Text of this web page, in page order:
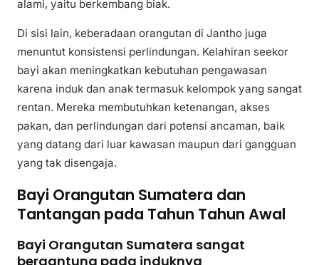
alami, yaitu berkembang biak.
Di sisi lain, keberadaan orangutan di Jantho juga
menuntut konsistensi perlindungan. Kelahiran seekor
bayi akan meningkatkan kebutuhan pengawasan
karena induk dan anak termasuk kelompok yang sangat
rentan. Mereka membutuhkan ketenangan, akses
pakan, dan perlindungan dari potensi ancaman, baik
yang datang dari luar kawasan maupun dari gangguan
yang tak disengaja.
Bayi Orangutan Sumatera dan
Tantangan pada Tahun Tahun Awal
Bayi Orangutan Sumatera sangat
bergantung pada induknya